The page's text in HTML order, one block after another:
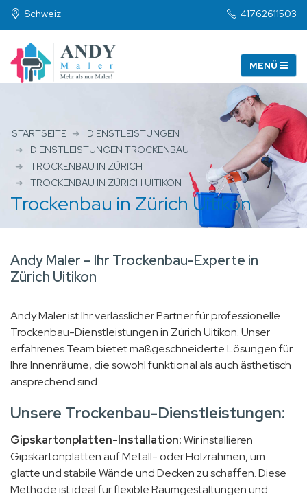
Schweiz 41762611503
STARTSEITE
DIENSTLEISTUNGEN
DIENSTLEISTUNGEN TROCKENBAU
TROCKENBAU IN ZÜRICH
TROCKENBAU IN ZÜRICH UITIKON
Trockenbau in Zürich Uitikon
Andy Maler – Ihr Trockenbau-Experte in
Zürich Uitikon
Andy Maler ist Ihr verlässlicher Partner für professionelle
Trockenbau-Dienstleistungen in Zürich Uitikon. Unser
erfahrenes Team bietet maßgeschneiderte Lösungen für
Ihre Innenräume, die sowohl funktional als auch ästhetisch
ansprechend sind.
Unsere Trockenbau-Dienstleistungen:
Gipskartonplatten-Installation:Wir installieren
Gipskartonplatten auf Metall- oder Holzrahmen, um
glatte und stabile Wände und Decken zu schaffen. Diese
Methode ist ideal für flexible Raumgestaltungen und